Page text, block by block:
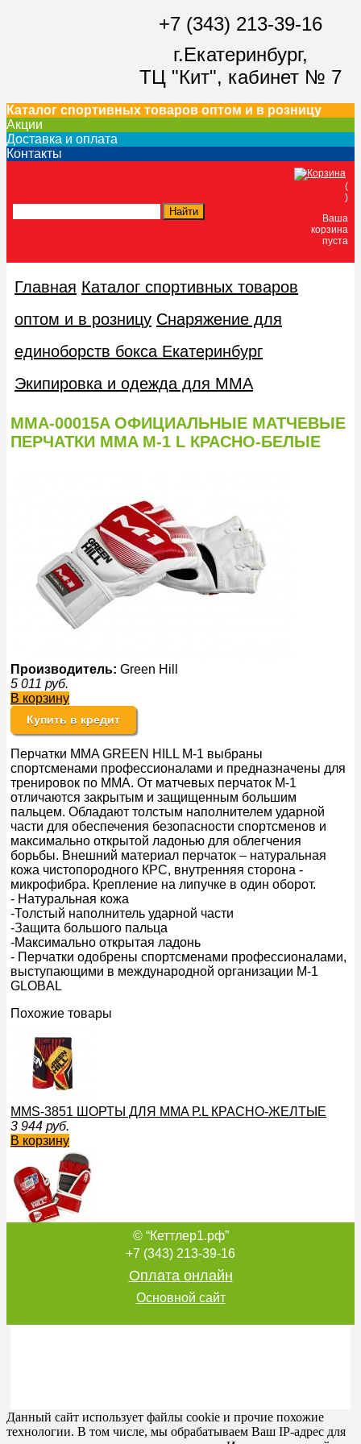
+7 (343) 213-39-16
г.Екатеринбург,
ТЦ "Кит", кабинет № 7
Каталог спортивных товаров оптом и в розницу
Акции
Доставка и оплата
Контакты
(
)
Ваша
корзина
пуста
Главная Каталог спортивных товаров
оптом и в розницу Снаряжение для
единоборств бокса Екатеринбург
Экипировка и одежда для MMA
MMA-00015A ОФИЦИАЛЬНЫЕ МАТЧЕВЫЕ
ПЕРЧАТКИ MMA M-1 L КРАСНО-БЕЛЫЕ
Производитель: Green Hill
5 011 руб.
В корзину
Купить в кредит
Перчатки MMA GREEN HILL M-1 выбраны
спортсменами профессионалами и предназначены для
тренировок по ММА. От матчевых перчаток M-1
отличаются закрытым и защищенным большим
пальцем. Обладают толстым наполнителем ударной
части для обеспечения безопасности спортсменов и
максимально открытой ладонью для облегчения
борьбы. Внешний материал перчаток – натуральная
кожа чистопородного КРС, внутренняя сторона -
микрофибра. Крепление на липучке в один оборот.
- Натуральная кожа
-Толстый наполнитель ударной части
-Защита большого пальца
-Максимально открытая ладонь
- Перчатки одобрены спортсменами профессионалами,
выступающими в международной организации M-1
GLOBAL
Похожие товары
MMS-3851 ШОРТЫ ДЛЯ MMA Р.L КРАСНО-ЖЕЛТЫЕ
3 944 руб.
В корзину
MMU-0117 ПЕРЧАТКИ СОЮЗ MMA РОССИИ L КРАСНЫЕ
© “Кеттлер1.рф”
+7 (343) 213-39-16
Оплата онлайн
Основной сайт
Данный сайт использует файлы cookie и прочие похожие
технологии. В том числе, мы обрабатываем Ваш IP-адрес для